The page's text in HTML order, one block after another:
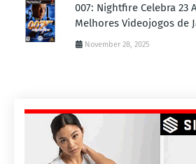
007: Nightfire Celebra 23
Melhores Videojogos de
November 28, 2025